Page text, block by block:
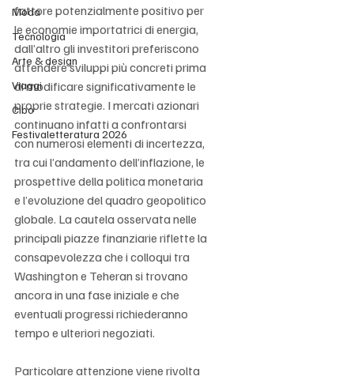
Moda
Tecnologia
Arte & design
Viaggi
Cibo
Festivaletteratura 2026
fattore potenzialmente positivo per
le economie importatrici di energia,
dall’altro gli investitori preferiscono
attendere sviluppi più concreti prima
di modificare significativamente le
proprie strategie. I mercati azionari
continuano infatti a confrontarsi
con numerosi elementi di incertezza,
tra cui l’andamento dell’inflazione, le
prospettive della politica monetaria
e l’evoluzione del quadro geopolitico
globale. La cautela osservata nelle
principali piazze finanziarie riflette la
consapevolezza che i colloqui tra
Washington e Teheran si trovano
ancora in una fase iniziale e che
eventuali progressi richiederanno
tempo e ulteriori negoziati.
Particolare attenzione viene rivolta